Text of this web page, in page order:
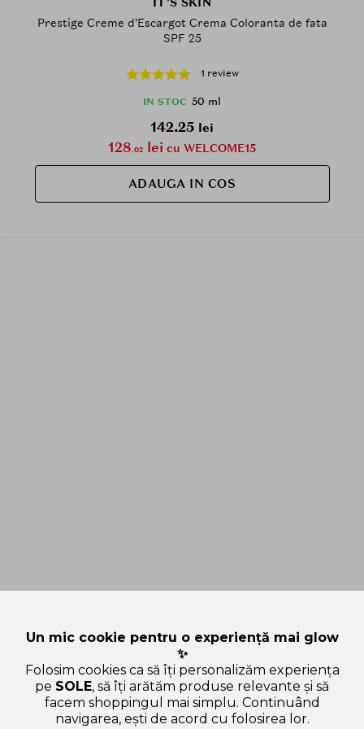
Prestige Creme d'Escargot Crema Coloranta de fata
SPF 25
1 review
IN STOC 50 ml
142.25 lei
128.02 lei cu WELCOME15
ADAUGA IN COS
Un mic cookie pentru o experiență mai glow
✨
Folosim cookies ca să îți personalizăm experiența
pe SOLE, să îți arătăm produse relevante și să
facem shoppingul mai simplu. Continuând
navigarea, ești de acord cu folosirea lor.